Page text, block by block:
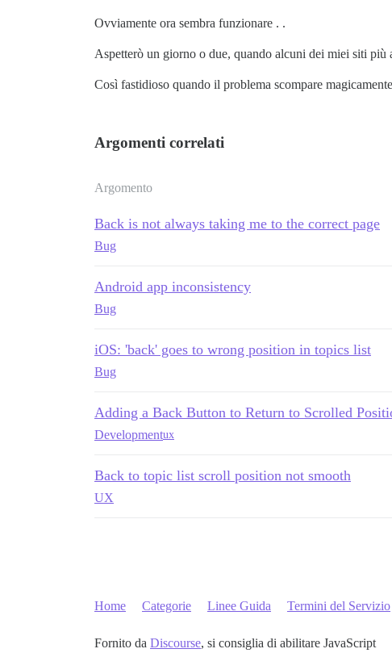
Ovviamente ora sembra funzionare . .
Aspetterò un giorno o due, quando alcuni dei miei siti
Così fastidioso quando il problema scompare
Argomenti correlati
Argomento
Back is not always taking me to the correct page
Bug
Android app inconsistency
Bug
iOS: 'back' goes to wrong position in topics list
Bug
Adding a Back Button to Return to Scrolled
Developmentux
Back to topic list scroll position not smooth
UX
Home Categorie Linee Guida Termini del Servizio
Fornito da Discourse, si consiglia di abilitare JavaScript